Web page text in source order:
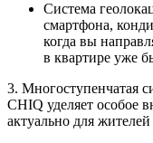
Система
смартфона,
когда вы
в квартире уже
3. Многоступенчатая
CHIQ уделяет особое
актуально для